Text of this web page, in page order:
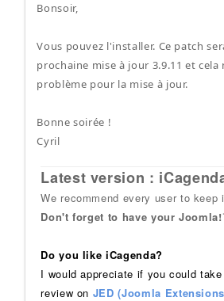
Bonsoir,
Vous pouvez l'installer. Ce patch
prochaine mise à jour 3.9.11 et cela
problème pour la mise à jour.
Bonne soirée !
Cyril
Latest version :
We recommend every user to keep
Don't forget to have your
Do you like iCagenda?
I would appreciate if you could
review on JED (Joomla